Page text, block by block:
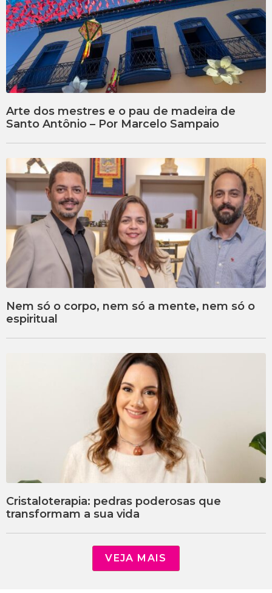
Arte dos mestres e o pau de madeira de
Santo Antônio – Por Marcelo Sampaio
Nem só o corpo, nem só a mente, nem só o
espiritual
Cristaloterapia: pedras poderosas que
transformam a sua vida
VEJA MAIS